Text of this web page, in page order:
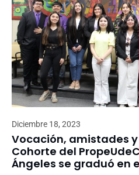
Diciembre 18, 2023
Vocación, amistades
Cohorte del
Ángeles se graduó en